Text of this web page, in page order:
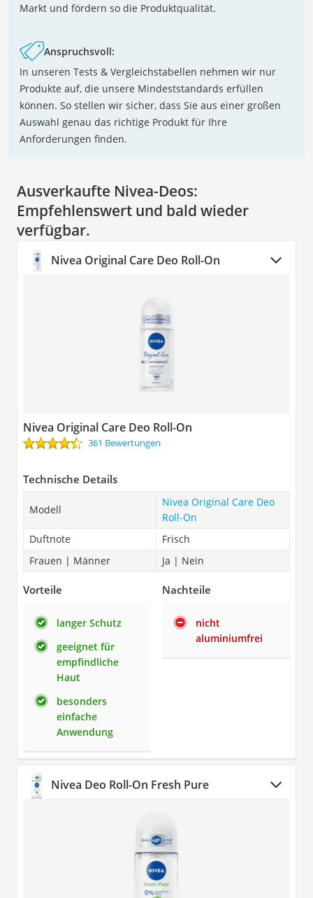
Markt und fördern so die Produktqualität.
Anspruchsvoll:
In unseren Tests & Vergleichstabellen nehmen wir nur
Produkte auf, die unsere Mindeststandards erfüllen
können. So stellen wir sicher, dass Sie aus einer großen
Auswahl genau das richtige Produkt für Ihre
Anforderungen finden.
Ausverkaufte Nivea-Deos:
Empfehlenswert und bald wieder
verfügbar.
Nivea Original Care Deo Roll-On
Nivea Original Care Deo Roll-On
361 Bewertungen
Technische Details
Modell
Nivea Original Care Deo
Roll-On
Duftnote
Frisch
Frauen | Männer
Ja | Nein
Vorteile
langer Schutz
geeignet für
empfindliche
Haut
besonders
einfache
Anwendung
Nachteile
nicht
aluminiumfrei
Nivea Deo Roll-On Fresh Pure